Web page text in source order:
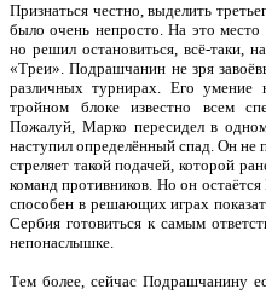
Признаться честно, выделить
было очень непросто. На это место
но решил остановиться, всё-таки,
«Треи». Подрашчанин не зря
различных турнирах. Его умение
тройном блоке известно всем
Пожалуй, Марко пересидел в
наступил определённый спад. Он не
стреляет такой подачей, которой
команд противников. Но он
способен в решающих играх
Сербия готовиться к самым
непонаслышке.
Тем более, сейчас Подрашчанину